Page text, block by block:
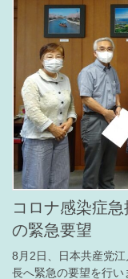
コロナ感染症急拡大から区民の命を守るため
の緊急要望
8月2日、日本共産党
長へ緊急の要望を行